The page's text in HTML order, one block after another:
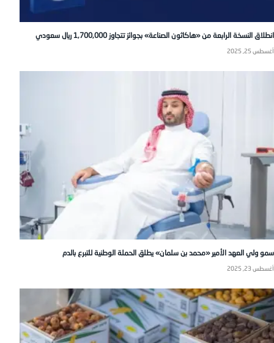
انطلاق النسخة الرابعة من «هاكاثون الصناعة» بجوائز تتجاوز 1,700,000 ريال سعودي
أغسطس 25, 2025
سمو ولي العهد الأمير «محمد بن سلمان» يطلق الحملة الوطنية للتبرع بالدم
أغسطس 23, 2025